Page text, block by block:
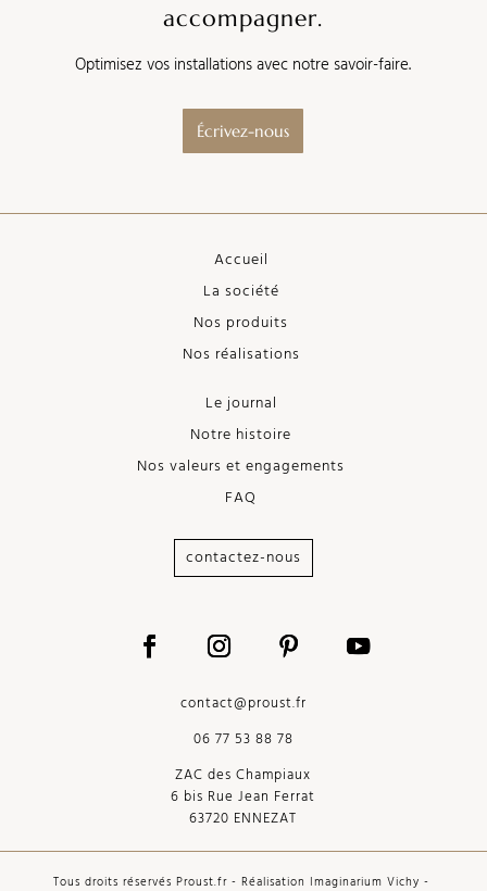
accompagner.
Optimisez vos installations avec notre savoir-faire.
Écrivez-nous
Accueil
La société
Nos produits
Nos réalisations
Le journal
Notre histoire
Nos valeurs et engagements
FAQ
contactez-nous
contact@proust.fr
06 77 53 88 78
ZAC des Champiaux
6 bis Rue Jean Ferrat
63720 ENNEZAT
Tous droits réservés Proust.fr - Réalisation Imaginarium Vichy -